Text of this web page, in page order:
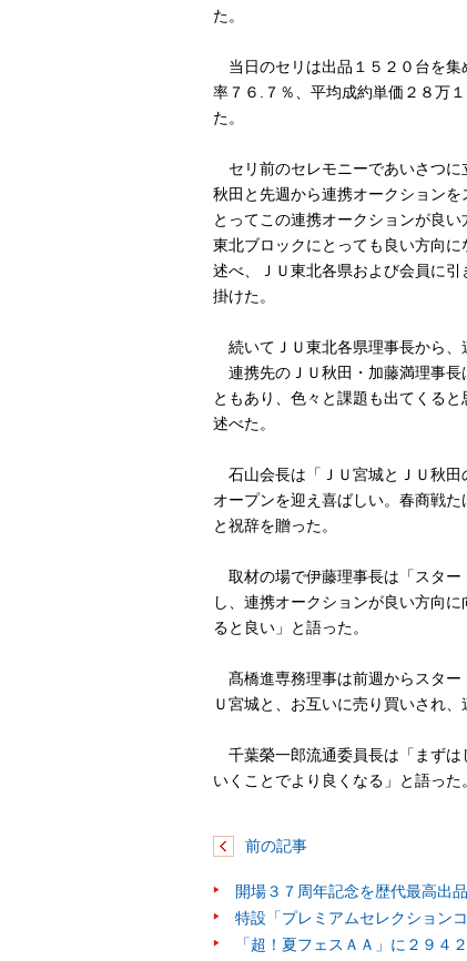
た。
当日のセリは出品１５２０台を集
率７６.７％、平均成約単価２８万
た。
セリ前のセレモニーであいさつに
秋田と先週から連携オークション
とってこの連携オークションが良
東北ブロックにとっても良い方向に
述べ、ＪＵ東北各県および会員に
掛けた。
続いてＪＵ東北各県理事長から、
連携先のＪＵ秋田・加藤満理事長
ともあり、色々と課題も出てくる
述べた。
石山会長は「ＪＵ宮城とＪＵ秋田
オープンを迎え喜ばしい。春商戦
と祝辞を贈った。
取材の場で伊藤理事長は「スター
し、連携オークションが良い方向
ると良い」と語った。
髙橋進専務理事は前週からスター
Ｕ宮城と、お互いに売り買いされ
千葉榮一郎流通委員長は「まずは
いくことでより良くなる」と語った。
前の記事
開場３７周年記念を歴代最高出
特設「プレミアムセレクション
「超！夏フェスＡＡ」に２９４